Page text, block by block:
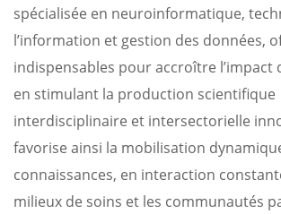
spécialisée en neuroinformatique,
l’information et gestion des données,
indispensables pour accroître l’impact
en stimulant la production scientifique
interdisciplinaire et intersectorielle
favorise ainsi la mobilisation
connaissances, en interaction
milieux de soins et les communautés